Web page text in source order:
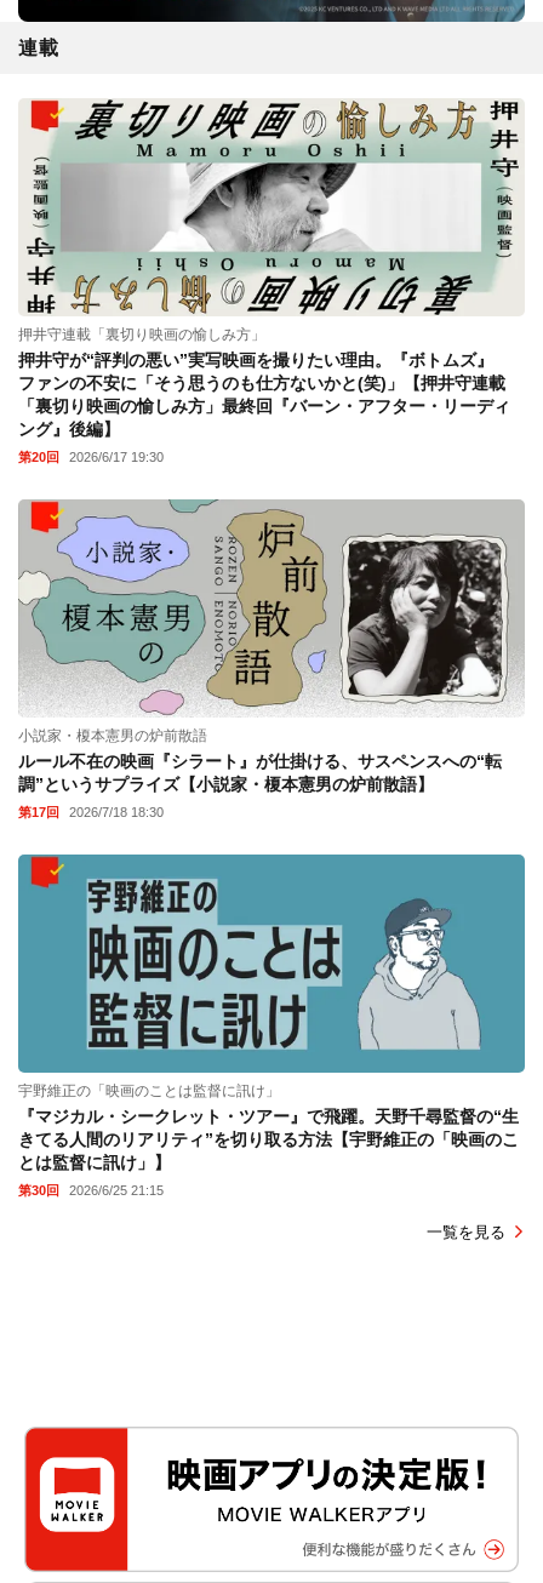
連載
押井守連載「裏切り映画の愉しみ方」
押井守が“評判の悪い”実写映画を撮りたい理由。『ボトムズ』
ファンの不安に「そう思うのも仕方ないかと(笑)」【押井守連載
「裏切り映画の愉しみ方」最終回『バーン・アフター・リーディ
ング』後編】
第20回 2026/6/17 19:30
小説家・榎本憲男の炉前散語
ルール不在の映画『シラート』が仕掛ける、サスペンスへの“転
調”というサプライズ【小説家・榎本憲男の炉前散語】
第17回 2026/7/18 18:30
宇野維正の「映画のことは監督に訊け」
『マジカル・シークレット・ツアー』で飛躍。天野千尋監督の“生
きてる人間のリアリティ”を切り取る方法【宇野維正の「映画のこ
とは監督に訊け」】
第30回 2026/6/25 21:15
一覧を見る